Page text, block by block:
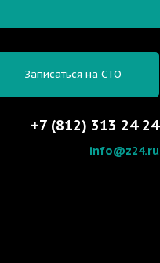
Записаться на СТО
+7 (812) 313 24 24
info@z24.ru